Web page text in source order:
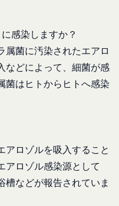
感染しますか？
属菌に汚染されたエアロ
などによって、細菌が感
菌はヒトからヒトへ感染
ロゾルを吸入すること
アロゾル感染源として
槽などが報告されていま
することがありま
取得を望まれない場
定により、クッキー
能です。なお、クッ
合、当社のサービス
アクセスや漏洩等を
持に努めます。ま
運営に照らして当社
から取得したお客様
ときは、その効力発
発生日を、会員に対
に、第11条に定め
ます。ただし、文言
るものではない軽微
省略することができ
サービスの利用を行
に同意したものとみ
のサービス又は提携
については、各サー